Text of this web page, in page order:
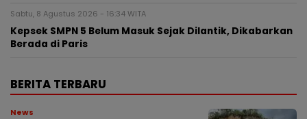
Sabtu, 8 Agustus 2026 - 16:34 WITA
Kepsek SMPN 5 Belum Masuk Sejak Dilantik, Dikabarkan
Berada di Paris
BERITA TERBARU
News